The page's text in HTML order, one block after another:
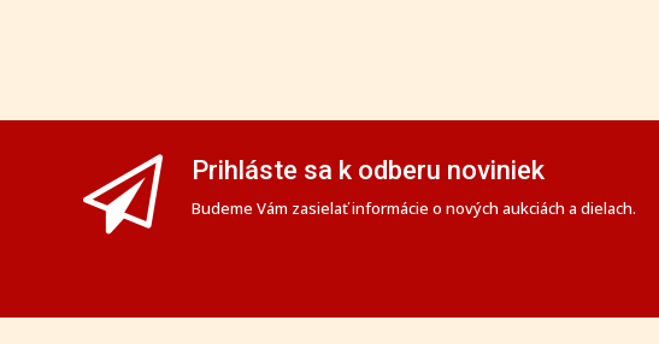
Prihláste sa k odberu noviniek
Budeme Vám zasielať informácie o nových aukciách a dielach.